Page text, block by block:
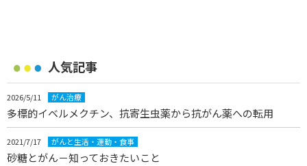
人気記事
2026/5/11 がん治療
多標的イベルメクチン、抗寄生虫薬から抗がん薬への転用
2021/7/17 がんと生活・運動・食事
砂糖とがん－知っておきたいこと